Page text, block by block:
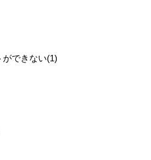
ができない(1)